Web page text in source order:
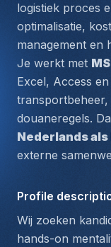
logistiek proces
optimalisatie,
management en
Je werkt met
Excel, Access
Nederlands als
externe
Profile
Wij zoeken
hands-on